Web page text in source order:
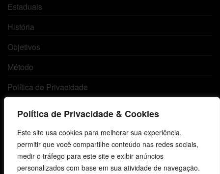
Política de Privacidade & Cookies
Este site usa cookies para melhorar sua experiência,
permitir que você compartilhe conteúdo nas redes sociais,
medir o tráfego para este site e exibir anúncios
personalizados com base em sua atividade de navegação.
Estaduais
História
Objetivos
Método
Política de Privacidade
Atendimento ao Cliente
Livraria
Minha conta